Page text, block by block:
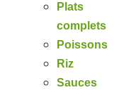
Plats
complets
Poissons
Riz
Sauces